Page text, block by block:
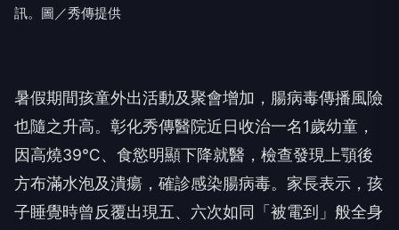
訊。圖／秀傳提供
暑假期間孩童外出活動及聚會增加，腸病毒傳播風險
也隨之升高。彰化秀傳醫院近日收治一名1歲幼童，
因高燒39℃、食慾明顯下降就醫，檢查發現上顎後
方布滿水泡及潰瘍，確診感染腸病毒。家長表示，孩
子睡覺時曾反覆出現五、六次如同「被電到」般全身